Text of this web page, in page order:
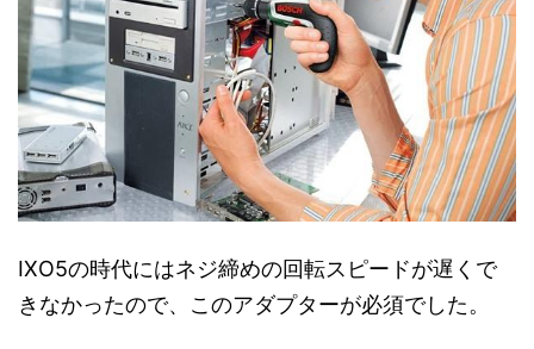
IXO5の時代にはネジ締めの回転スピードが遅くで
きなかったので、このアダプターが必須でした。